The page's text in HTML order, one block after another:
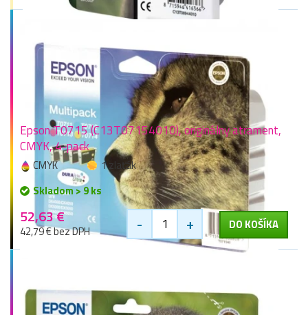
Epson T0715 (C13T07154010), originálny atrament,
CMYK, 4-pack
CMYK
1 zlaťák
Skladom > 9 ks
52,63 €
42,79 € bez DPH - + DO KOŠÍKA